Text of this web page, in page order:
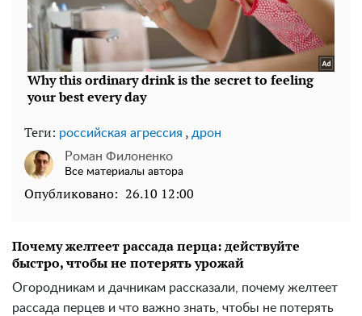
Теги: российская агрессия , дрон
Роман Филоненко
Все материалы автора
Опубликовано: 26.10 12:00
Почему желтеет рассада перца: действуйте
быстро, чтобы не потерять урожай
Огородникам и дачникам рассказали, почему желтеет
рассада перцев и что важно знать, чтобы не потерять